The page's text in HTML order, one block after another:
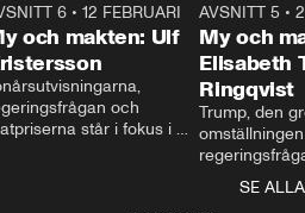
27:30
6 •12 FEBRUARI
och makten: Ulf
och
står i fokus i
AVSNITT 5 •
My och
Elisabeth
Ringqvist
Trump, den
centrum i
avsnittet av
SE ALLA